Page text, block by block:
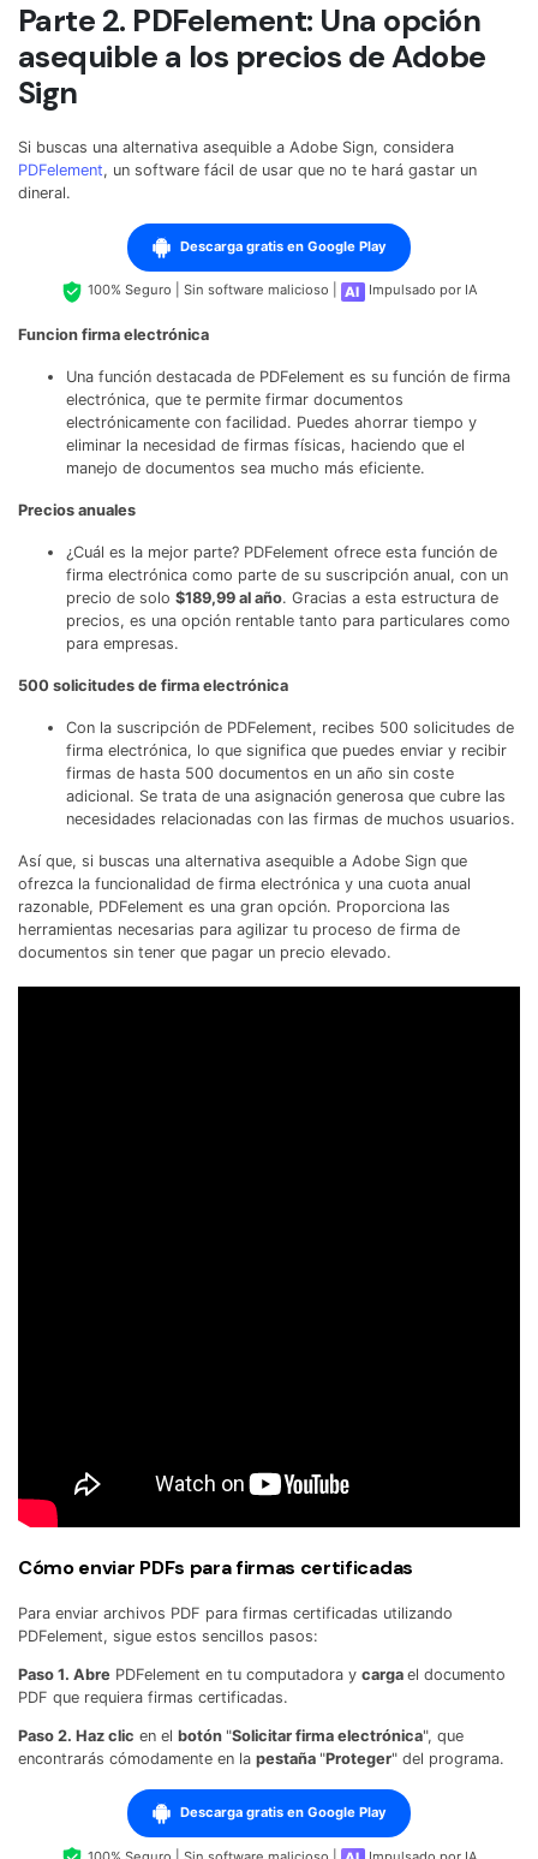
Parte 2. PDFelement: Una opción
asequible a los precios de Adobe
Sign
Si buscas una alternativa asequible a Adobe Sign, considera
PDFelement, un software fácil de usar que no te hará gastar un
dineral.
Descarga gratis en Google Play
100% Seguro | Sin software malicioso | Impulsado por IA
Funcion firma electrónica
Una función destacada de PDFelement es su función de firma
electrónica, que te permite firmar documentos
electrónicamente con facilidad. Puedes ahorrar tiempo y
eliminar la necesidad de firmas físicas, haciendo que el
manejo de documentos sea mucho más eficiente.
Precios anuales
¿Cuál es la mejor parte? PDFelement ofrece esta función de
firma electrónica como parte de su suscripción anual, con un
precio de solo $189,99 al año. Gracias a esta estructura de
precios, es una opción rentable tanto para particulares como
para empresas.
500 solicitudes de firma electrónica
Con la suscripción de PDFelement, recibes 500 solicitudes de
firma electrónica, lo que significa que puedes enviar y recibir
firmas de hasta 500 documentos en un año sin coste
adicional. Se trata de una asignación generosa que cubre las
necesidades relacionadas con las firmas de muchos usuarios.
Así que, si buscas una alternativa asequible a Adobe Sign que
ofrezca la funcionalidad de firma electrónica y una cuota anual
razonable, PDFelement es una gran opción. Proporciona las
herramientas necesarias para agilizar tu proceso de firma de
documentos sin tener que pagar un precio elevado.
Cómo enviar PDFs para firmas certificadas
Para enviar archivos PDF para firmas certificadas utilizando
PDFelement, sigue estos sencillos pasos:
Paso 1. Abre PDFelement en tu computadora y carga el documento
PDF que requiera firmas certificadas.
Paso 2. Haz clic en el botón "Solicitar firma electrónica", que
encontrarás cómodamente en la pestaña "Proteger" del programa.
Descarga gratis en Google Play